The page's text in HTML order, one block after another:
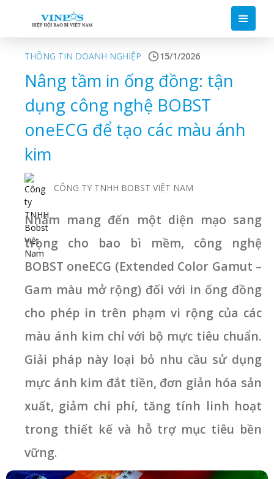
THÔNG TIN DOANH NGHIỆP 15/1/2026
Nâng tầm in ống đồng: tận
dụng công nghệ BOBST
oneECG để tạo các màu ánh
kim
CÔNG TY TNHH BOBST VIỆT NAM
Nhằm mang đến một diện mạo sang
trọng cho bao bì mềm, công nghệ
BOBST oneECG (Extended Color Gamut –
Gam màu mở rộng) đối với in ống đồng
cho phép in trên phạm vi rộng của các
màu ánh kim chỉ với bộ mực tiêu chuẩn.
Giải pháp này loại bỏ nhu cầu sử dụng
mực ánh kim đắt tiền, đơn giản hóa sản
xuất, giảm chi phí, tăng tính linh hoạt
trong thiết kế và hỗ trợ mục tiêu bền
vững.